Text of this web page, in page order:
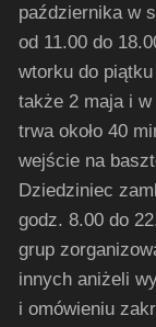
października w
od 11.00 do
wtorku do
także 2 maja i
trwa około 40
wejście na
Dziedziniec
godz. 8.00 do
grup
innych aniżeli
i omówieniu